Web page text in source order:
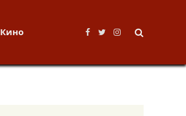
Кино
Facebook
TwitterInstagram